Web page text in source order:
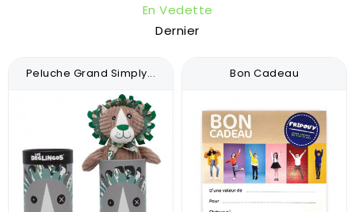
En Vedette
Dernier
Peluche Grand Simply... Bon Cadeau